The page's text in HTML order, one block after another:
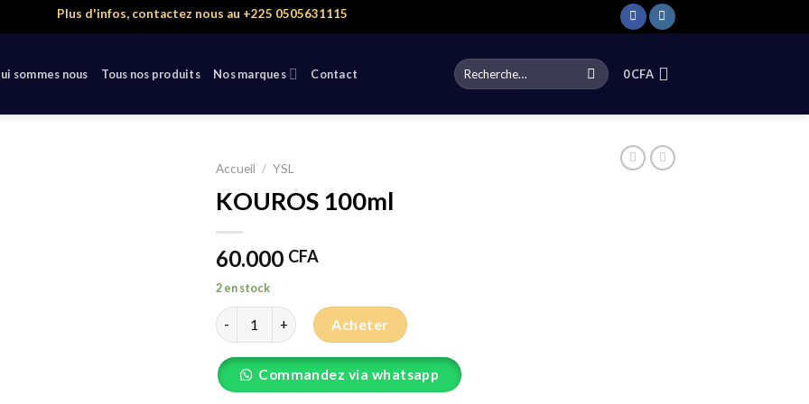
Plus d'infos, contactez nous au +225 0505631115
sommes nous Tous nos produits Nos marques Contact
Recherche
pour :
0CFA
Accueil / YSL
KOUROS 100ml
60.000 CFA
2 en stock
quantité de KOUROS 100ml
Acheter
Commandez via whatsapp